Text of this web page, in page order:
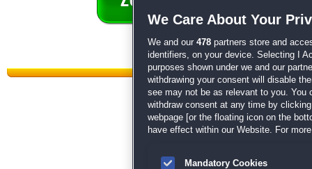
Datenschutz| AGB|Impressum
We Care About Your
We and our 478 partners store and
identifiers, on your device. Selecting I
purposes shown under we and our
withdrawing your consent will disable
see may not be as relevant to you. You
withdraw consent at any time by
webpage [or the floating icon on the
have effect within our Website. For
Mandatory Cookies